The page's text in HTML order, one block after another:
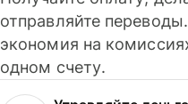
отправляйте
экономия на
одном счету.